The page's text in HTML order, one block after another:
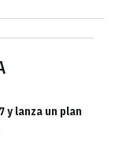
y lanza un plan